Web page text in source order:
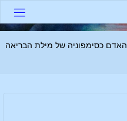
האדם כסימפוניה של מילת הבריאה